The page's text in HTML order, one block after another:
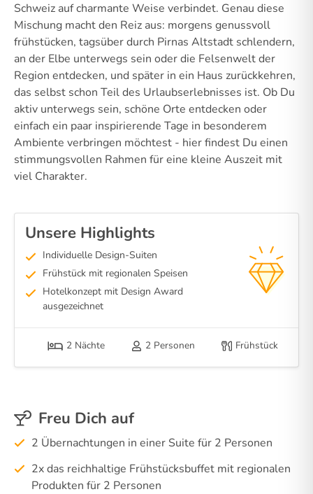
Schweiz auf charmante Weise verbindet. Genau diese
Mischung macht den Reiz aus: morgens genussvoll
frühstücken, tagsüber durch Pirnas Altstadt schlendern,
an der Elbe unterwegs sein oder die Felsenwelt der
Region entdecken, und später in ein Haus zurückkehren,
das selbst schon Teil des Urlaubserlebnisses ist. Ob Du
aktiv unterwegs sein, schöne Orte entdecken oder
einfach ein paar inspirierende Tage in besonderem
Ambiente verbringen möchtest - hier findest Du einen
stimmungsvollen Rahmen für eine kleine Auszeit mit
viel Charakter.
Unsere Highlights
Individuelle Design-Suiten
Frühstück mit regionalen Speisen
Hotelkonzept mit Design Award
ausgezeichnet
2 Nächte 2 Personen Frühstück
Freu Dich auf
2 Übernachtungen in einer Suite für 2 Personen
2x das reichhaltige Frühstücksbuffet mit regionalen
Produkten für 2 Personen